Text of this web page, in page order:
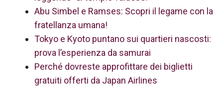
Abu Simbel e Ramses: Scopri il legame con la
fratellanza umana!
Tokyo e Kyoto puntano sui quartieri nascosti:
prova l’esperienza da samurai
Perché dovreste approfittare dei biglietti
gratuiti offerti da Japan Airlines